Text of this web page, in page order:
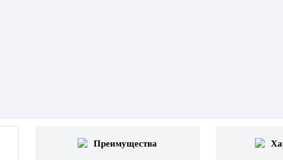
Преимущества